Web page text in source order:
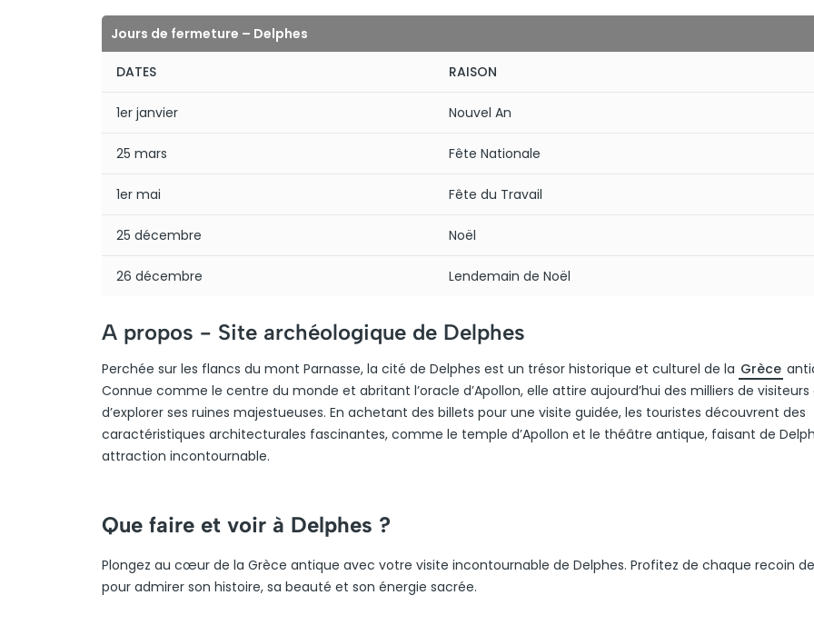
Jours de fermeture – Delphes
DATES RAISON
1er janvier Nouvel An
25 mars Fête Nationale
1er mai Fête du Travail
25 décembre Noël
26 décembre Lendemain de Noël
A propos - Site archéologique de Delphes
Perchée sur les flancs du mont Parnasse, la cité de Delphes est un trésor historique et culturel de la Grèce
Connue comme le centre du monde et abritant l’oracle d’Apollon, elle attire aujourd’hui des milliers de visiteurs
d’explorer ses ruines majestueuses. En achetant des billets pour une visite guidée, les touristes découvrent des
caractéristiques architecturales fascinantes, comme le temple d’Apollon et le théâtre antique, faisant de
attraction incontournable.
Que faire et voir à Delphes ?
Plongez au cœur de la Grèce antique avec votre visite incontournable de Delphes. Profitez de chaque recoin
pour admirer son histoire, sa beauté et son énergie sacrée.